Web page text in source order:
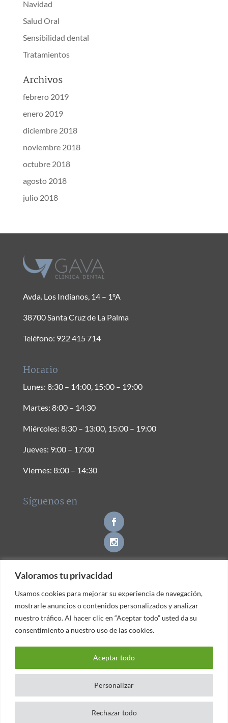
Valoramos tu privacidad
Usamos cookies para mejorar su experiencia de navegación,
mostrarle anuncios o contenidos personalizados y analizar
nuestro tráfico. Al hacer clic en “Aceptar todo” usted da su
consentimiento a nuestro uso de las cookies.
Personalizar
Rechazar todo
Aceptar todo
Valoramos tu privacidad
Usamos cookies para mejorar su experiencia de navegación,
mostrarle anuncios o contenidos personalizados y analizar
nuestro tráfico. Al hacer clic en “Aceptar todo” usted da su
consentimiento a nuestro uso de las cookies.
Personalizar
Rechazar todo
Aceptar todo
Navidad
Salud Oral
Sensibilidad dental
Tratamientos
Archivos
febrero 2019
enero 2019
diciembre 2018
noviembre 2018
octubre 2018
agosto 2018
julio 2018
Avda. Los Indianos, 14 – 1ºA
38700 Santa Cruz de La Palma
Teléfono: 922 415 714
Horario
Lunes: 8:30 – 14:00, 15:00 – 19:00
Martes: 8:00 – 14:30
Miércoles: 8:30 – 13:00, 15:00 – 19:00
Jueves: 9:00 – 17:00
Viernes: 8:00 – 14:30
Síguenos en
Contacto
© Clínica Dental Gava -Política de Privacidad|Aviso
|Política de Cookies